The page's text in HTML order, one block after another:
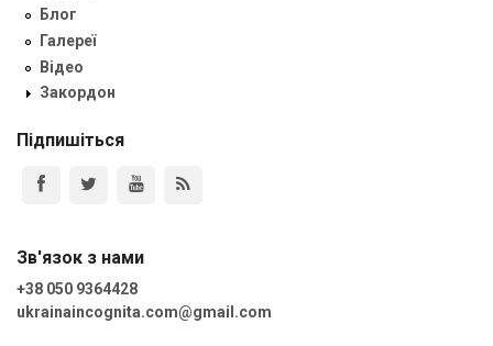
Блог
Галереї
Відео
Закордон
Підпишіться
Зв'язок з нами
+38 050 9364428
ukrainaincognita.com@gmail.com